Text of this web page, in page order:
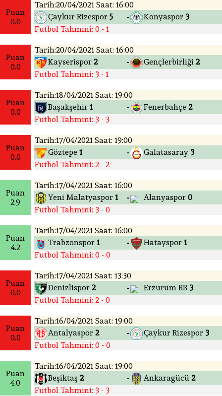
Puan
0.0
Tarih:20/04/2021 Saat: 16:00
Çaykur Rizespor 5 - Konyaspor 3
Futbol Tahmini: 0 - 1
Puan
0.0
Tarih:20/04/2021 Saat: 16:00
Kayserispor 2 - Gençlerbirliği 2
Futbol Tahmini: 3 - 1
Puan
0.0
Tarih:18/04/2021 Saat: 19:00
Başakşehir 1 - Fenerbahçe 2
Futbol Tahmini: 3 - 3
Puan
0.0
Tarih:17/04/2021 Saat: 19:00
Göztepe 1 - Galatasaray 3
Futbol Tahmini: 2 - 2
Puan
2.9
Tarih:17/04/2021 Saat: 16:00
Yeni Malatyaspor 1 - Alanyaspor 0
Futbol Tahmini: 3 - 0
Puan
4.2
Tarih:17/04/2021 Saat: 16:00
Trabzonspor 1 - Hatayspor 1
Futbol Tahmini: 0 - 0
Puan
0.0
Tarih:17/04/2021 Saat: 13:30
Denizlispor 2 - Erzurum BB 3
Futbol Tahmini: 2 - 0
Puan
0.0
Tarih:16/04/2021 Saat: 19:00
Antalyaspor 2 - Çaykur Rizespor 3
Futbol Tahmini: 0 - 0
Puan
4.0
Tarih:16/04/2021 Saat: 19:00
Beşiktaş 2 - Ankaragücü 2
Futbol Tahmini: 3 - 3